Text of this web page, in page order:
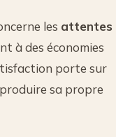
les attentes
à des économies
porte sur
sa propre